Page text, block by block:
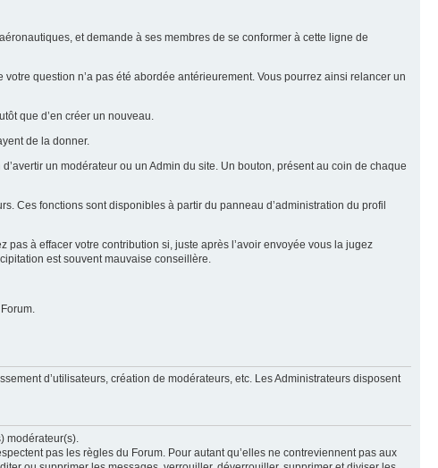
et demande à ses membres de se conformer à cette ligne de
question n’a pas été abordée antérieurement. Vous pourrez ainsi relancer un
que d’en créer un nouveau.
de la donner.
un modérateur ou un Admin du site. Un bouton, présent au coin de chaque
Ces fonctions sont disponibles à partir du panneau d’administration du profil
à effacer votre contribution si, juste après l’avoir envoyée vous la jugez
est souvent mauvaise conseillère.
d’utilisateurs, création de modérateurs, etc. Les Administrateurs disposent
modérateur(s).
pas les règles du Forum. Pour autant qu’elles ne contreviennent pas aux